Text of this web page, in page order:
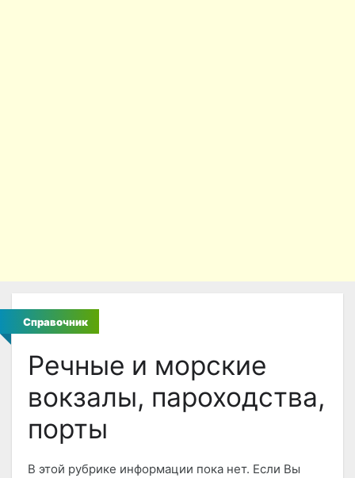
Справочник
Речные и морские
вокзалы, пароходства,
порты
В этой рубрике информации пока нет. Если Вы